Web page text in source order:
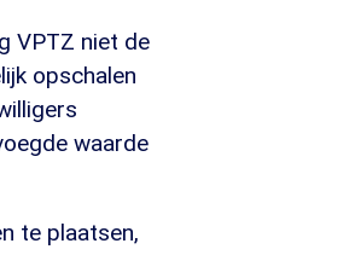
VPTZ niet de
opschalen
waarde
te plaatsen,